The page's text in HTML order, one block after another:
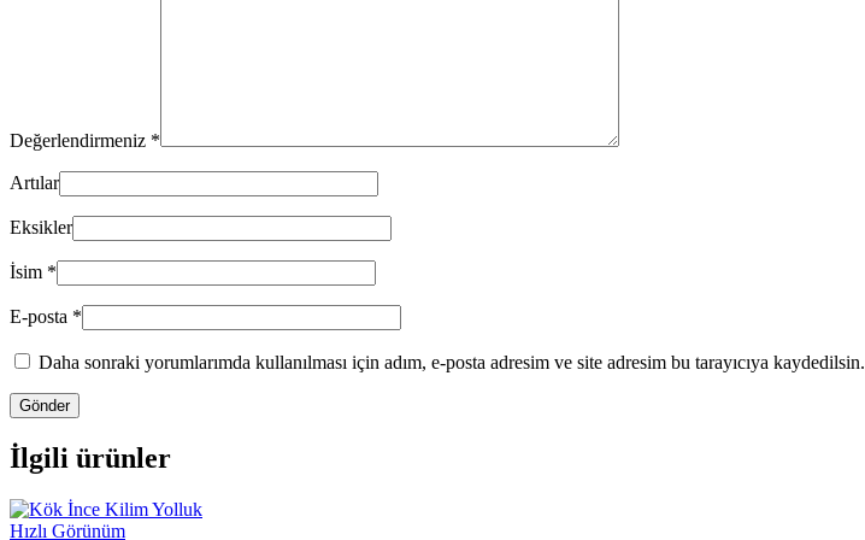
Değerlendirmeniz *
Artılar
Eksikler
İsim *
E-posta *
Daha sonraki yorumlarımda kullanılması için adım, e-posta adresim ve site adresim bu tarayıcıya kaydedilsin.
İlgili ürünler
Hızlı Görünüm